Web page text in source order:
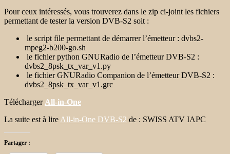
Pour ceux intéressés, vous trouverez dans le zip ci-joint les fichiers
permettant de tester la version DVB-S2 soit :
le script file permettant de démarrer l’émetteur : dvbs2-
mpeg2-b200-go.sh
le fichier python GNURadio de l’émetteur DVB-S2 :
dvbs2_8psk_tx_var_v1.py
le fichier GNURadio Companion de l’émetteur DVB-S2 :
dvbs2_8psk_tx_var_v1.grc
Télécharger All-in-One
La suite est à lire All-in-One DVB-S2 de : SWISS ATV IAPC
Partager :